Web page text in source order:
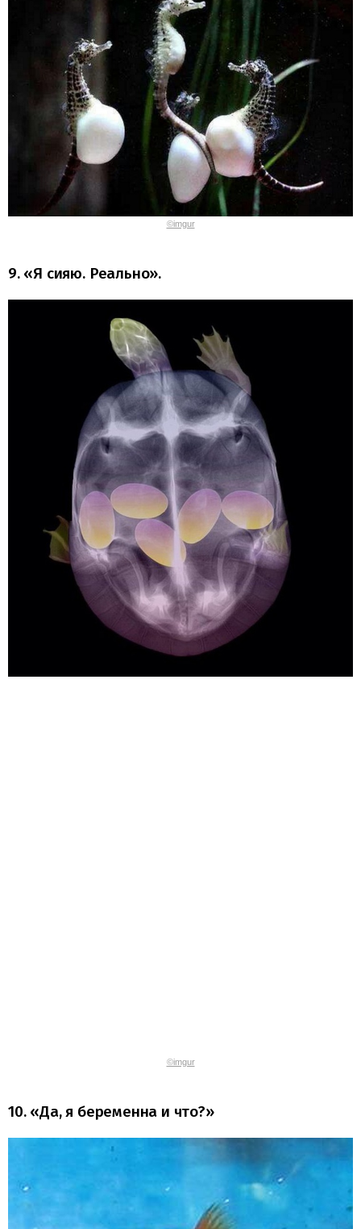
©imgur
9. «Я сияю. Реально».
©imgur
10. «Да, я беременна и что?»